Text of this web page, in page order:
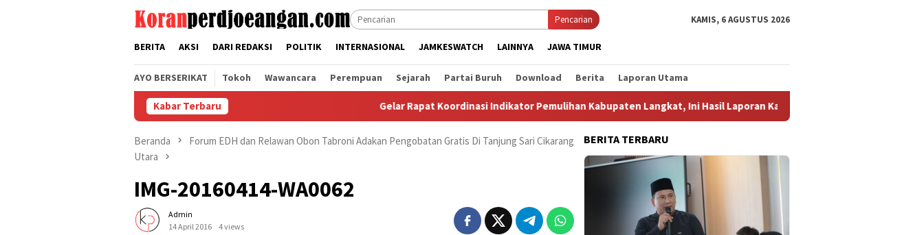
Pencarian KAMIS, 6 AGUSTUS 2026
BERITA AKSI DARI REDAKSI POLITIK INTERNASIONAL JAMKESWATCH LAINNYA JAWA TIMUR
AYO BERSERIKAT Tokoh Wawancara Perempuan Sejarah Partai Buruh Download Berita Laporan Utama
Kabar Terbaru Gelar Rapat Koordinasi Indikator Pemulihan Kabupaten Langkat, Ini Hasil Laporan Kaposko Nasional Satgas PRR
Beranda
Forum EDH dan Relawan Obon Tabroni Adakan Pengobatan Gratis Di Tanjung Sari Cikarang
Utara
IMG-20160414-WA0062
Admin
14 April 2016
4 views
BERITA TERBARU